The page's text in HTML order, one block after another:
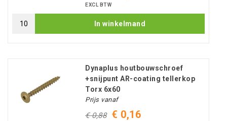
EXCL BTW
In winkelmand
Dynaplus houtbouwschroef
+snijpunt AR-coating tellerkop
Torx 6x60
Prijs vanaf
€ 0,88 € 0,16